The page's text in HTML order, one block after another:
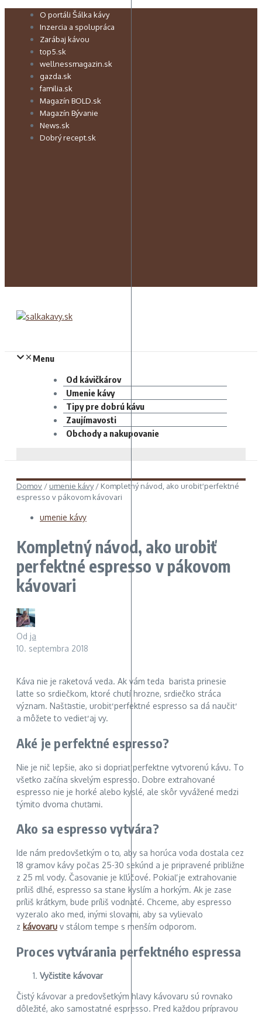
Preskočiť O portáli Šálka kávy
Inzercia a spolupráca
Zarábaj kávou
top5.sk
wellnessmagazin.sk
gazda.sk
familia.sk
Magazín BOLD.sk
Magazín Bývanie
News.sk
Dobrý recept.sk
Menu
Od kávičkárov
Umenie kávy
Tipy pre dobrú kávu
Zaujímavosti
Obchody a nakupovanie
Domov / umenie kávy/ Kompletný návod, ako urobiť perfektné
espresso v pákovom kávovari
umenie kávy
Kompletný návod, ako urobiť
perfektné espresso v pákovom
kávovari
Od ja
10. septembra 2018
Káva nie je raketová veda. Ak vám teda barista prinesie
latte so srdiečkom, ktoré chutí hrozne, srdiečko stráca
význam. Našťastie, urobiť perfektné espresso sa dá naučiť
a môžete to vedieť aj vy.
Aké je perfektné espresso?
Nie je nič lepšie, ako si dopriať perfektne vytvorenú kávu. To
všetko začína skvelým espresso. Dobre extrahované
espresso nie je horké alebo kyslé, ale skôr vyvážené medzi
týmito dvoma chuťami.
Ako sa espresso vytvára?
Ide nám predovšetkým o to, aby sa horúca voda dostala cez
18 gramov kávy počas 25-30 sekúnd a je pripravené približne
z 25 ml vody. Časovanie je kľúčové. Pokiaľ je extrahovanie
príliš dlhé, espresso sa stane kyslím a horkým. Ak je zase
príliš krátkym, bude príliš vodnaté. Chceme, aby espresso
vyzeralo ako med, inými slovami, aby sa vylievalo
z kávovaru v stálom tempe s menším odporom.
Proces vytvárania perfektného espressa
Vyčistite kávovar
Čistý kávovar a predovšetkým hlavy kávovaru sú rovnako
dôležité, ako samostatné espresso. Pred každou prípravou